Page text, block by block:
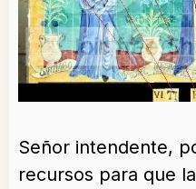
Señor intendente,
recursos para que